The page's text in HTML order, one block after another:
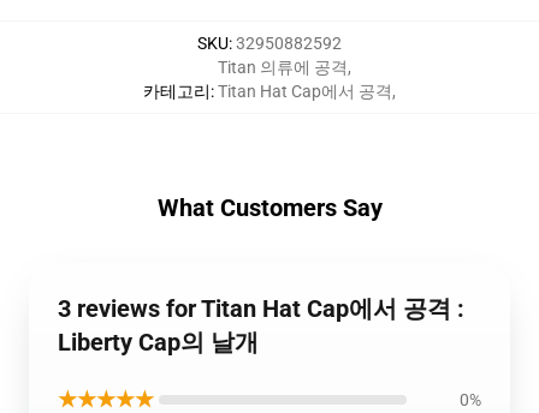
SKU:32950882592
카테고리:
Titan 의류에 공격,
Titan Hat Cap에서 공격,
What Customers Say
3 reviews for Titan Hat Cap에서 공격 :
Liberty Cap의 날개
★★★★★ 0%